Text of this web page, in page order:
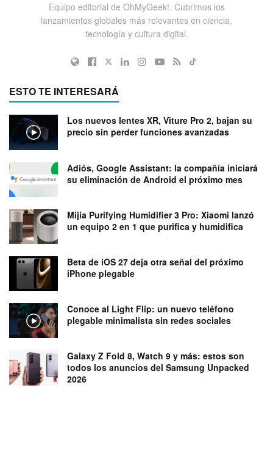
Equipo editorial de OhMyGeek!. Cubrimos los
lanzamientos globales más relevantes en ciencia,
tecnología y cultura digital.
ESTO TE INTERESARÁ
Los nuevos lentes XR, Viture Pro 2, bajan su
precio sin perder funciones avanzadas
Adiós, Google Assistant: la compañía iniciará
su eliminación de Android el próximo mes
Mijia Purifying Humidifier 3 Pro: Xiaomi lanzó
un equipo 2 en 1 que purifica y humidifica
Beta de iOS 27 deja otra señal del próximo
iPhone plegable
Conoce al Light Flip: un nuevo teléfono
plegable minimalista sin redes sociales
Galaxy Z Fold 8, Watch 9 y más: estos son
todos los anuncios del Samsung Unpacked
2026